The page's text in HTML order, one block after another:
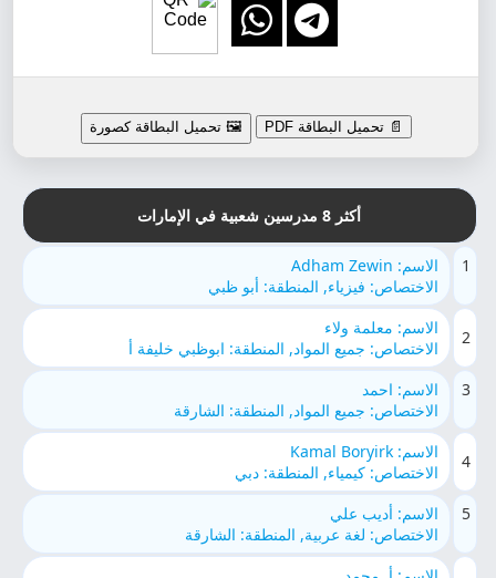
📄 تحميل البطاقة PDF 🖼️ تحميل البطاقة كصورة
أكثر 8 مدرسين شعبية في الإمارات
1
الاسم: Adham Zewin
الاختصاص: فيزياء, المنطقة: أبو ظبي
2
الاسم: معلمة ولاء
الاختصاص: جميع المواد, المنطقة: ابوظبي خليفة أ
3
الاسم: احمد
الاختصاص: جميع المواد, المنطقة: الشارقة
4
الاسم: Kamal Boryirk
الاختصاص: كيمياء, المنطقة: دبي
5
الاسم: أديب علي
الاختصاص: لغة عربية, المنطقة: الشارقة